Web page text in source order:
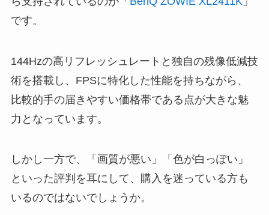
です。
144Hzの高リフレッシュレートと独自の残像低減技
術を搭載し、FPSに特化した性能を持ちながら、
比較的手の届きやすい価格帯である点が大きな魅
力となっています。
しかし一方で、「画質が悪い」「色が白っぽい」
といった評判を耳にして、購入を迷っている方も
いるのではないでしょうか。